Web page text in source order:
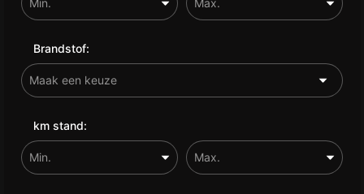
Brandstof:
km stand: